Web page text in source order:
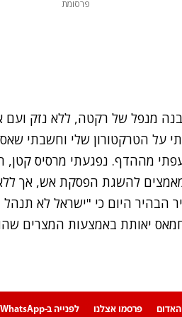
פרסומת
מנפל של רקטה, ללא נזק ועם
על הטרקטורון שלי וחשבתי
מההדף. נפגעתי מרסיס קטן,
להשגת הפסקת אש, אך
הבהיר היום כי "ישראל לא
יאותת באמצעות המצרים
פרסמו אצלנו לפנייה ב-WhatsApp